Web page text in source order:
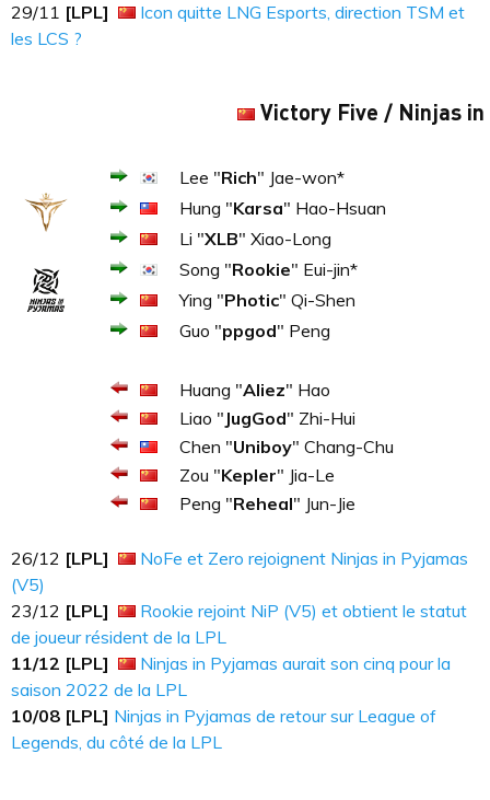
29/11 [LPL]
Icon quitte LNG Esports, direction TSM et
les LCS ?
Victory Five / Ninjas in
Lee "Rich" Jae-won*
Hung "Karsa" Hao-Hsuan
Li "XLB" Xiao-Long
Song "Rookie" Eui-jin*
Ying "Photic" Qi-Shen
Guo "ppgod" Peng
Huang "Aliez" Hao
Liao " JugGod" Zhi-Hui
Chen "Uniboy" Chang-Chu
Zou "Kepler" Jia-Le
Peng "Reheal" Jun-Jie
26​​​/12 [LPL]
NoFe et Zero rejoignent Ninjas in Pyjamas
(V5)
23​​​/12 [LPL]
Rookie rejoint NiP (V5) et obtient le statut
de joueur résident de la LPL
11​​​/12 [LPL]
Ninjas in Pyjamas aurait son cinq pour la
saison 2022 de la LPL
10/08 [LPL] Ninjas in Pyjamas de retour sur League of
Legends, du côté de la LPL